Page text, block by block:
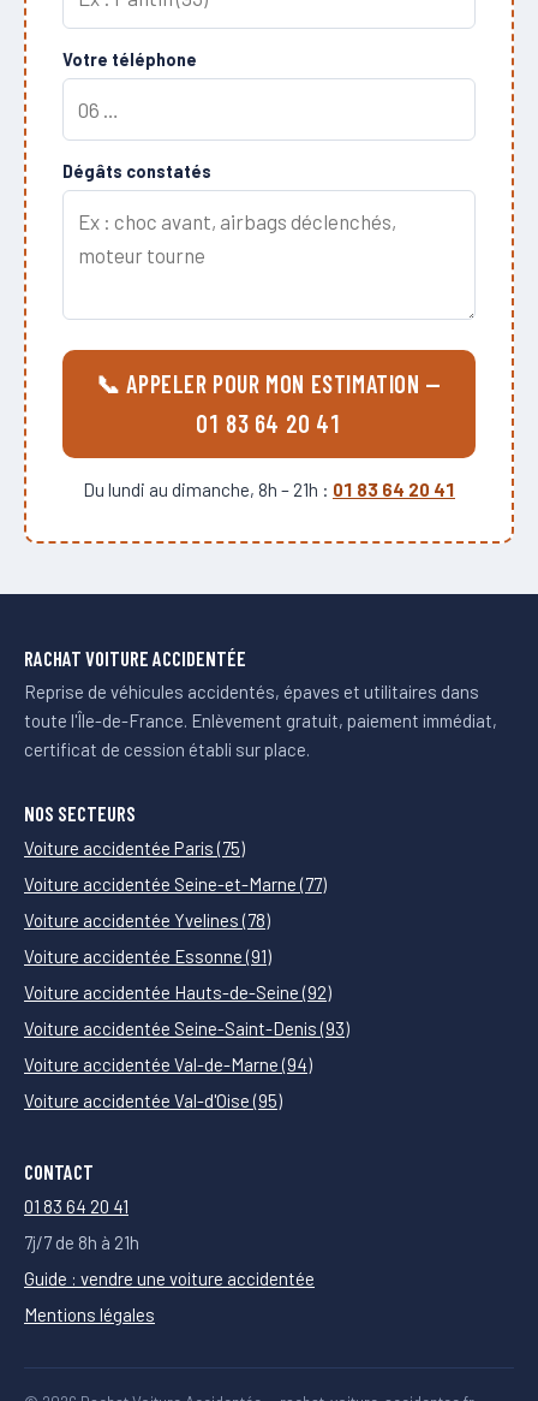
Votre téléphone
Dégâts constatés
📞 APPELER POUR MON ESTIMATION —
01 83 64 20 41
Du lundi au dimanche, 8h – 21h : 01 83 64 20 41
RACHAT VOITURE ACCIDENTÉE
Reprise de véhicules accidentés, épaves et utilitaires dans
toute l'Île-de-France. Enlèvement gratuit, paiement immédiat,
certificat de cession établi sur place.
NOS SECTEURS
Voiture accidentée Paris (75)
Voiture accidentée Seine-et-Marne (77)
Voiture accidentée Yvelines (78)
Voiture accidentée Essonne (91)
Voiture accidentée Hauts-de-Seine (92)
Voiture accidentée Seine-Saint-Denis (93)
Voiture accidentée Val-de-Marne (94)
Voiture accidentée Val-d'Oise (95)
CONTACT
01 83 64 20 41
7j/7 de 8h à 21h
Guide : vendre une voiture accidentée
Mentions légales